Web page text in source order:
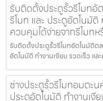
รับติดตั้งประตูรั้วรีโมทอั
รีโมท และ ประตูอัตโนมัติ
ควบคุมได้ง่ายจากรีโมท
รับติดตั้งประตูรั้วรีโมทอัตโนมัติตล
อัตโนมัติ ทำงานเงียบ รวดเร็ว แล
ช่างประตูรั้วรีโมทอมตะ
ประตูอัตโนมัติ ทำงานเงี